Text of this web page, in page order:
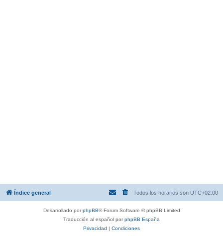
Índice general Todos los horarios son UTC+02:00
Desarrollado porphpBB® Forum Software © phpBB Limited
Traducción al español porphpBB España
Privacidad
Condiciones